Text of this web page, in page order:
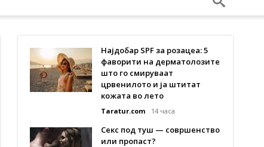
Најдобар SPF за розацеа: 5
фаворити на дерматолозите
што го смируваат
црвенилото и ја штитат
кожата во лето
Taratur.com 14 часа
Секс под туш — совршенство
или пропаст?